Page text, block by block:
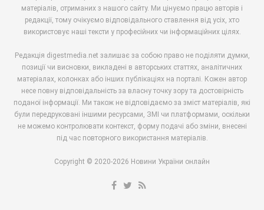
матеріалів, отриманих з нашого сайту. Ми цінуємо працю авторів і
редакції, тому очікуємо відповідального ставлення від усіх, хто
використовує наші тексти у професійних чи інформаційних цілях.
Редакція digestmedia.net залишає за собою право не поділяти думки,
позиції чи висновки, викладені в авторських статтях, аналітичних
матеріалах, колонках або інших публікаціях на порталі. Кожен автор
несе повну відповідальність за власну точку зору та достовірність
поданої інформації. Ми також не відповідаємо за зміст матеріалів, які
були передруковані іншими ресурсами, ЗМІ чи платформами, оскільки
не можемо контролювати контекст, форму подачі або зміни, внесені
під час повторного використання матеріалів.
Copyright © 2020-2026 Новини України онлайн